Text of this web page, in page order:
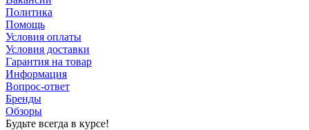
Политика
Помощь
Условия оплаты
Условия доставки
Гарантия на товар
Информация
Вопрос-ответ
Бренды
Обзоры
Будьте всегда в курсе!